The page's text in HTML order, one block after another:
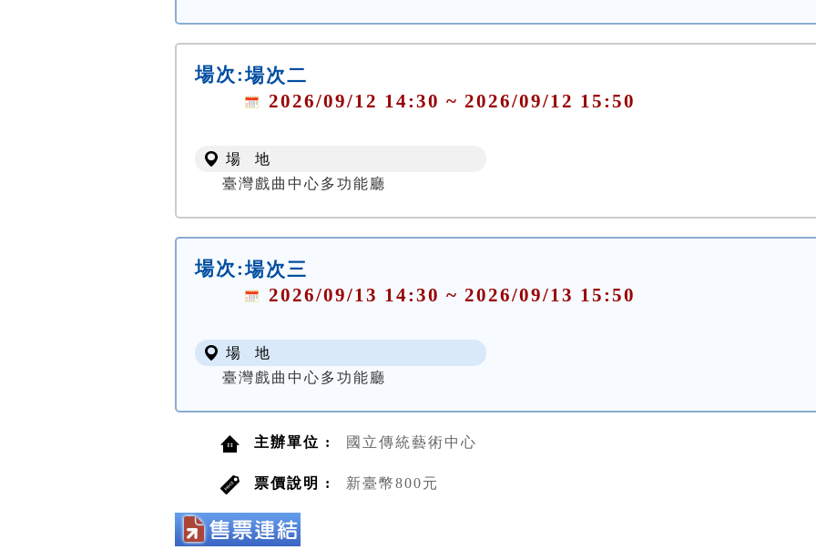
場次:場次二
2026/09/12 14:30 ~ 2026/09/12 15:50
場 地
臺灣戲曲中心多功能廳
場次:場次三
2026/09/13 14:30 ~ 2026/09/13 15:50
場 地
臺灣戲曲中心多功能廳
主辦單位 : 國立傳統藝術中心
票價說明 : 新臺幣800元